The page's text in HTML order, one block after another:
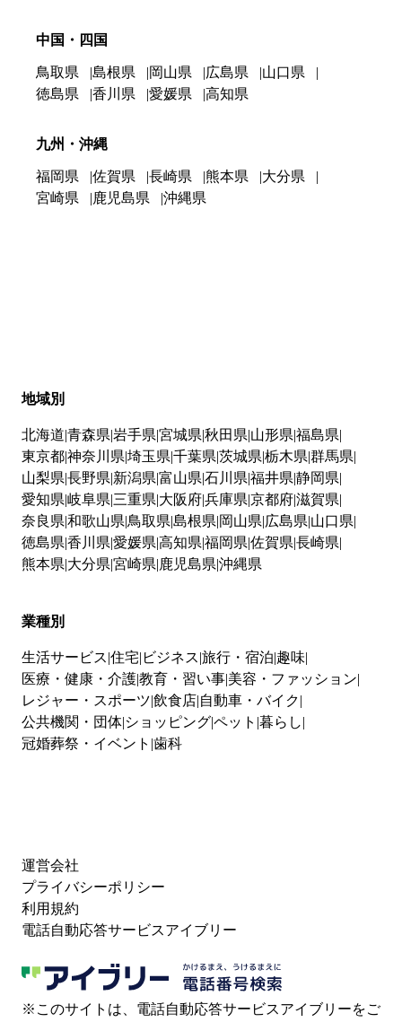
中国・四国
鳥取県 島根県 岡山県 広島県
山口県
徳島県
香川県 愛媛県 高知県
九州・沖縄
福岡県 佐賀県 長崎県 熊本県
大分県
宮崎県
鹿児島県 沖縄県
地域別
北海道 青森県 岩手県 宮城県 秋田県 山形県 福島県
東京都神奈川県 埼玉県 千葉県 茨城県 栃木県 群馬県
山梨県 長野県 新潟県 富山県 石川県 福井県 静岡県
愛知県 岐阜県 三重県 大阪府兵庫県 京都府滋賀県
奈良県 和歌山県 鳥取県 島根県 岡山県 広島県 山口県
徳島県 香川県 愛媛県 高知県 福岡県 佐賀県 長崎県
熊本県 大分県 宮崎県 鹿児島県 沖縄県
業種別
生活サービス 住宅 ビジネス 旅行・宿泊 趣味
医療・健康・介護教育・習い事 美容・ファッション
レジャー・スポーツ 飲食店 自動車・バイク
公共機関・団体 ショッピングペット 暮らし
冠婚葬祭・イベント 歯科
運営会社
プライバシーポリシー
利用規約
電話自動応答サービスアイブリー
※このサイトは、電話自動応答サービスアイブリーをご